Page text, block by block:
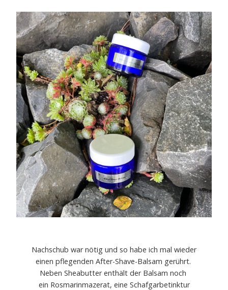
Nachschub war nötig und so habe ich mal wieder
einen pflegenden After-Shave-Balsam gerührt.
Neben Sheabutter enthält der Balsam noch
ein Rosmarinmazerat, eine Schafgarbetinktur